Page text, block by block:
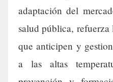
adaptación del
salud pública,
que anticipen y
a las altas